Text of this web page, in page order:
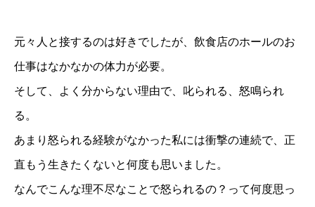
元々人と接するのは好きでしたが、飲食店のホールのお
仕事はなかなかの体力が必要。
そして、よく分からない理由で、叱られる、怒鳴られ
る。
あまり怒られる経験がなかった私には衝撃の連続で、正
直もう生きたくないと何度も思いました。
なんでこんな理不尽なことで怒られるの？って何度思っ